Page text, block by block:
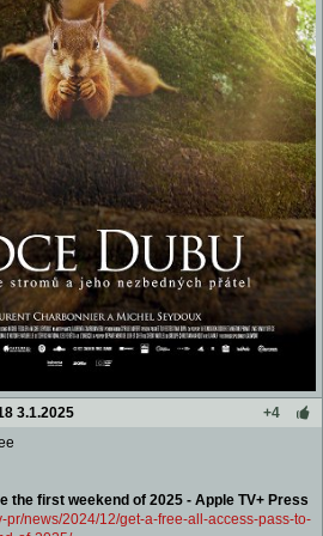
3.1.2025
+4
the first weekend of 2025 - Apple TV+ Press
pr/news/2024/12/get-a-free-all-access-pass-to-